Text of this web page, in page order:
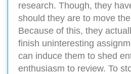
research. Though, they
should they are to move
Because of this, they
finish uninteresting
can induce them to shed
enthusiasm to review. To